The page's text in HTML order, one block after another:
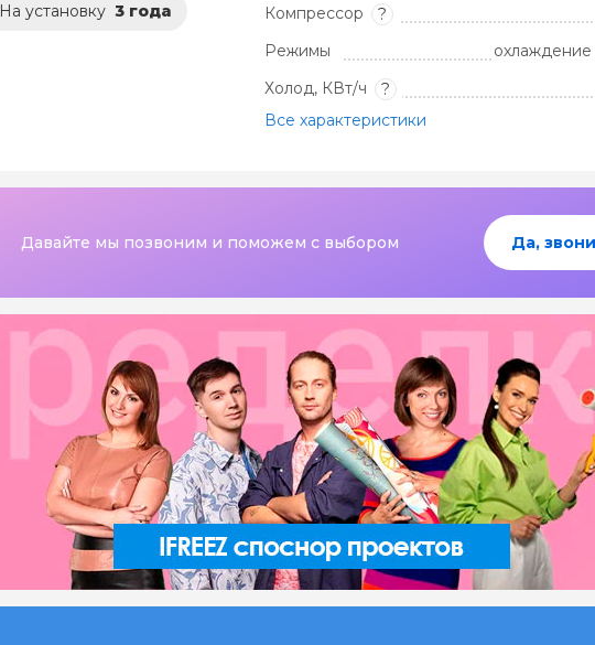
На установку 3 года
Компрессор
?
Режимы
Холод, КВт/ч
?
Все характеристики
Давайте мы позвоним и поможем с выбором Да,